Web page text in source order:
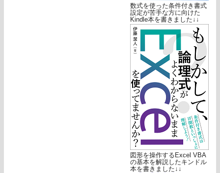
数式を使った条件付き書式
設定が苦手な方に向けた
Kindle本を書きました↓↓
図形を操作するExcel VBA
の基本を解説したキンドル
本を書きました↓↓